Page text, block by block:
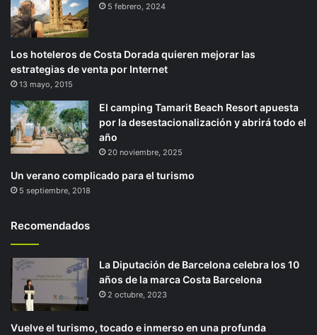
5 febrero, 2024
Los hoteleros de Costa Dorada quieren mejorar las
estrategias de venta por Internet
13 mayo, 2015
El camping Tamarit Beach Resort apuesta
por la desestacionalización y abrirá todo el
año
20 noviembre, 2025
Un verano complicado para el turismo
5 septiembre, 2018
Recomendados
La Diputación de Barcelona celebra los 10
años de la marca Costa Barcelona
2 octubre, 2023
Vuelve el turismo, tocado e inmerso en una profunda